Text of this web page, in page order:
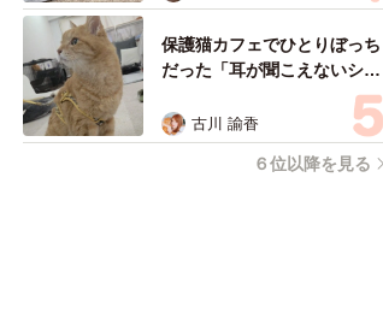
保護猫カフェでひとりぼっち
だった「耳が聞こえないシニ
ア猫」と運命の出会い→重度
のペットロスで適応障害だっ
た女性の人生が一変
古川 諭香
６位以降を見る